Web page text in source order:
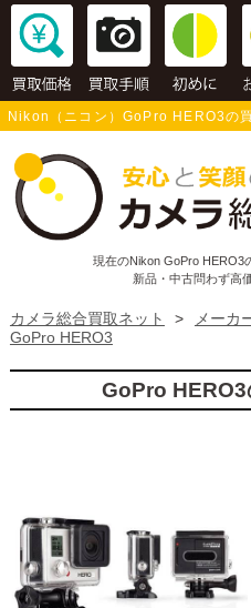
Nikon（ニコン）GoPro HERO3の
現在のNikon GoPro HERO3
新品・中古問わず高
カメラ総合買取ネット > メーカ
GoPro HERO3
GoPro HERO3